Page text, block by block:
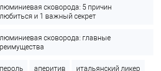
сковорода: 5 причин
и 1 важный секрет
сковорода: главные
аперитив итальянский ликер